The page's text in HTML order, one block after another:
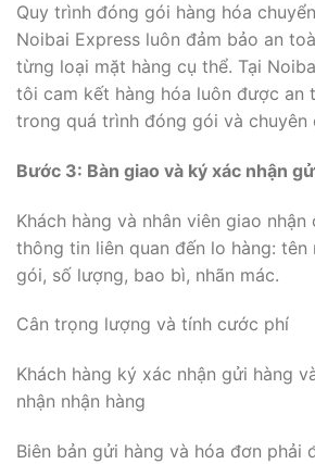
Quy trình đóng gói hàng hóa
Noibai Express luôn đảm bảo an
từng loại mặt hàng cụ thể. Tại
tôi cam kết hàng hóa luôn được an
trong quá trình đóng gói và chuyên
Bước 3: Bàn giao và ký xác nhận
Khách hàng và nhân viên giao
thông tin liên quan đến lo hàng: tên
gói, số lượng, bao bì, nhãn mác.
Cân trọng lượng và tính cước phí
Khách hàng ký xác nhận gửi hàng
nhận nhận hàng
Biên bản gửi hàng và hóa đơn phải